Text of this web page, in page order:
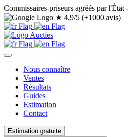
Commissaires-priseurs agréés par l'État
★ 4,9/5 (+1000 avis)
Nous connaître
Ventes
Résultats
Guides
Estimation
Contact
Estimation gratuite